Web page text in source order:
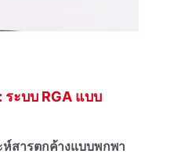
ระบบ RGA แบบ
ห์สารตกค้างแบบพกพา